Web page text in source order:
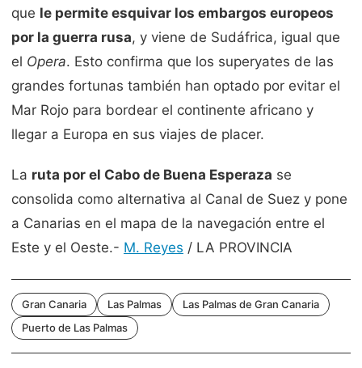
que le permite esquivar los embargos europeos
por la guerra rusa, y viene de Sudáfrica, igual que
el Opera. Esto confirma que los superyates de las
grandes fortunas también han optado por evitar el
Mar Rojo para bordear el continente africano y
llegar a Europa en sus viajes de placer.
La ruta por el Cabo de Buena Esperaza se
consolida como alternativa al Canal de Suez y pone
a Canarias en el mapa de la navegación entre el
Este y el Oeste.- M. Reyes / LA PROVINCIA
Gran Canaria Las Palmas
Las Palmas de Gran Canaria
Puerto de Las Palmas